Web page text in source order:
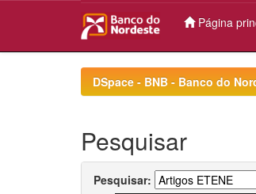
Página
DSpace - BNB - Banco do
Pesquisar
Pesquisar: